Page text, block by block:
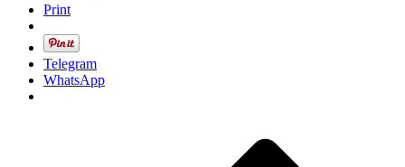
Print
Telegram
WhatsApp